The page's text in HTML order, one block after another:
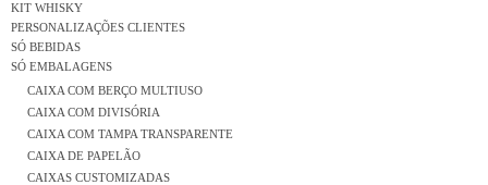
KIT WHISKY
PERSONALIZAÇÕES CLIENTES
SÓ BEBIDAS
SÓ EMBALAGENS
CAIXA COM BERÇO MULTIUSO
CAIXA COM DIVISÓRIA
CAIXA COM TAMPA TRANSPARENTE
CAIXA DE PAPELÃO
CAIXAS CUSTOMIZADAS